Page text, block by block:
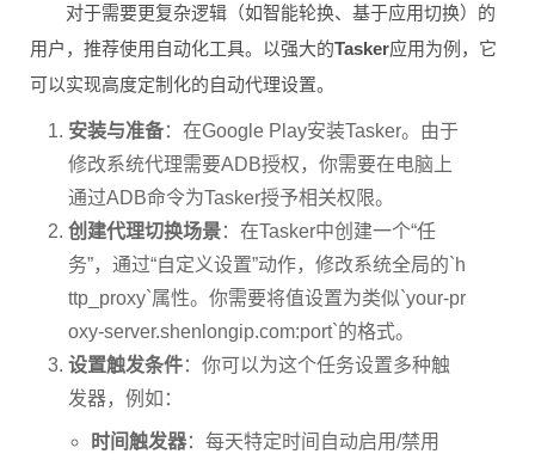
对于需要更复杂逻辑（如智能轮换、基于应用切换）的
用户，推荐使用自动化工具。以强大的Tasker应用为例，它
可以实现高度定制化的自动代理设置。
安装与准备：在Google Play安装Tasker。由于
修改系统代理需要ADB授权，你需要在电脑上
通过ADB命令为Tasker授予相关权限。
创建代理切换场景：在Tasker中创建一个“任
务”，通过“自定义设置”动作，修改系统全局的`h
ttp_proxy`属性。你需要将值设置为类似`your-pr
oxy-server.shenlongip.com:port`的格式。
设置触发条件：你可以为这个任务设置多种触
发器，例如：
时间触发器：每天特定时间自动启用/禁用